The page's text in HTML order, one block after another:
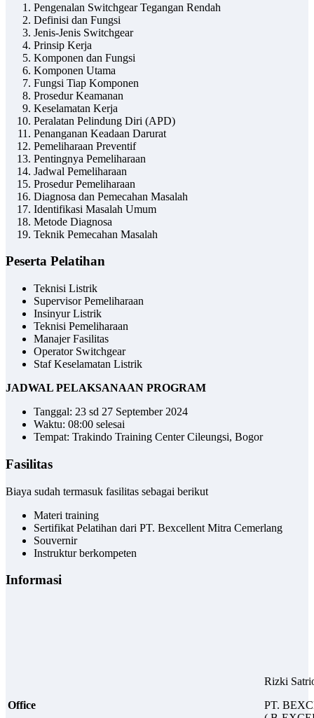
Pengenalan Switchgear Tegangan Rendah
Definisi dan Fungsi
Jenis-Jenis Switchgear
Prinsip Kerja
Komponen dan Fungsi
Komponen Utama
Fungsi Tiap Komponen
Prosedur Keamanan
Keselamatan Kerja
Peralatan Pelindung Diri (APD)
Penanganan Keadaan Darurat
Pemeliharaan Preventif
Pentingnya Pemeliharaan
Jadwal Pemeliharaan
Prosedur Pemeliharaan
Diagnosa dan Pemecahan Masalah
Identifikasi Masalah Umum
Metode Diagnosa
Teknik Pemecahan Masalah
Peserta Pelatihan
Teknisi Listrik
Supervisor Pemeliharaan
Insinyur Listrik
Teknisi Pemeliharaan
Manajer Fasilitas
Operator Switchgear
Staf Keselamatan Listrik
JADWAL PELAKSANAAN PROGRAM
Tanggal: 23 sd 27 September 2024
Waktu: 08:00 selesai
Tempat: Trakindo Training Center Cileungsi, Bogor
Fasilitas
Biaya sudah termasuk fasilitas sebagai berikut
Materi training
Sertifikat Pelatihan dari PT. Bexcellent Mitra Cemerlang
Souvernir
Instruktur berkompeten
Informasi
Office
Rizki
PT.